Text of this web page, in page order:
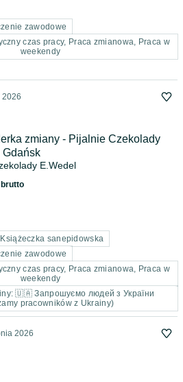
zawodowe
czas pracy, Praca zmianowa, Praca w
weekendy
2026
- Pijalnie Czekolady
Gdańsk
E.Wedel
brutto
sanepidowska
zawodowe
czas pracy, Praca zmianowa, Praca w
weekendy
🇺🇦 Запрошуємо людей з України
pracowników z Ukrainy)
2026